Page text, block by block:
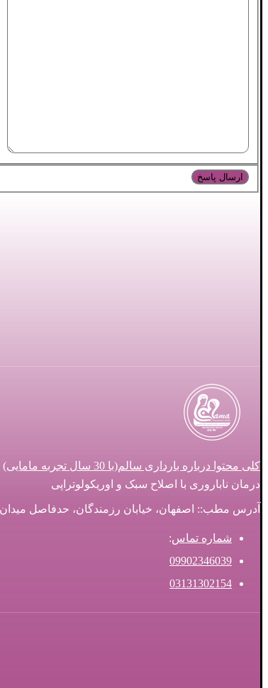
کلی محتوا درباره بارداری سالم(با 30 سال تجربه مامایی)
درمان ناباروری با اصلاح سبک و اوریکولوتراپی
آدرس مطب:: اصفهان، خیابان رزمندگان، حدفاصل میدان
شماره تماس:
09902346039
03131302154